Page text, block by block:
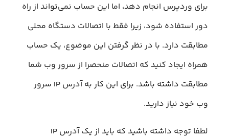
برای وردپرس انجام دهد، اما این حساب نمی‌تواند از راه
دور استفاده شود، زیرا فقط با اتصالات دستگاه محلی
مطابقت دارد. با در نظر گرفتن این موضوع، یک حساب
همراه ایجاد کنید که اتصالات منحصرا از سرور وب شما
مطابقت داشته باشد. برای این کار به آدرس IP سرور
وب خود نیاز دارید.
لطفا توجه داشته باشید که باید از یک آدرس IP